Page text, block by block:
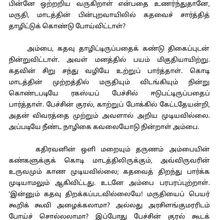
பின்னே ஒற்றறிய வருகிறாள் என்பதை உணர்ந்துதானே,
மருதி, மாடத்தின் பின்புறவாயிலில் கதவைச் சார்த்தித்
தாழிட்டுக் கொண்டு போய்விட்டாள்?
அம்பை, கதவு தாழிட்டிருப்பதைக் கண்டு திகைப்புடன்
நின்றுவிட்டாள். அவள் மனத்தில் பயம் மிகுதியாயிற்று.
கதவின் சிறு சந்து வழியே உற்றுப் பார்த்தாள். கொடி
மாடத்தின் முற்றத்தில் மருதியும் விடங்கியும் நின்று
கொண்டபடியே ரகஸ்யப் பேச்சில் ஈடுபட்டிருப்பதைப்
பார்த்தாள். பேச்சின் குரல், காற்றுப் போக்கில் கேட்டதேயன்றி,
அதன் விவரத்தை முற்றும் அவளால் அறிய முடியவில்லை.
அப்படியே நீண்ட நாழிகை கவலையோடு நின்றாள் அம்பை.
கதிரவனின் ஒளி மறையும் தருணம் அம்பையின்
கண்களுக்குக் கொடி மாடத்திலிருக்கும், அவ்விருவரின்
உருவமும் காண முடியவில்லை; கதவைத் திறந்து பார்க்க
முடியாமலும் ஆகிவிட்டது. உடனே அம்பை பரபரப்புற்றாள்.
‘இன்னும் கதவு திறக்கப்படவில்லையே! மருதியைப் பெயர்
கூறிக் கூவி அழைக்கலாமா? அல்லது அரசிளங்குமரரிடம்
போய்ச் சொல்லலாமா? இப்போது பேச்சின் குரல் கூடக்